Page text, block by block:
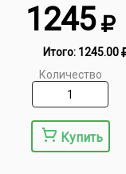
1245
Итого: 1245.00
Количество
Купить